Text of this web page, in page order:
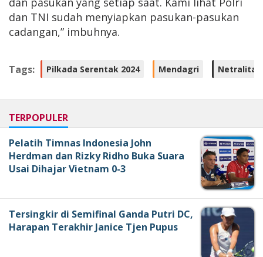
dan TNI sudah menyiapkan pasukan-pasukan
cadangan,” imbuhnya.
Tags: Pilkada Serentak 2024 Mendagri Netralitas
TERPOPULER
Pelatih Timnas Indonesia John
Herdman dan Rizky Ridho Buka Suara
Usai Dihajar Vietnam 0-3
Tersingkir di Semifinal Ganda Putri DC,
Harapan Terakhir Janice Tjen Pupus